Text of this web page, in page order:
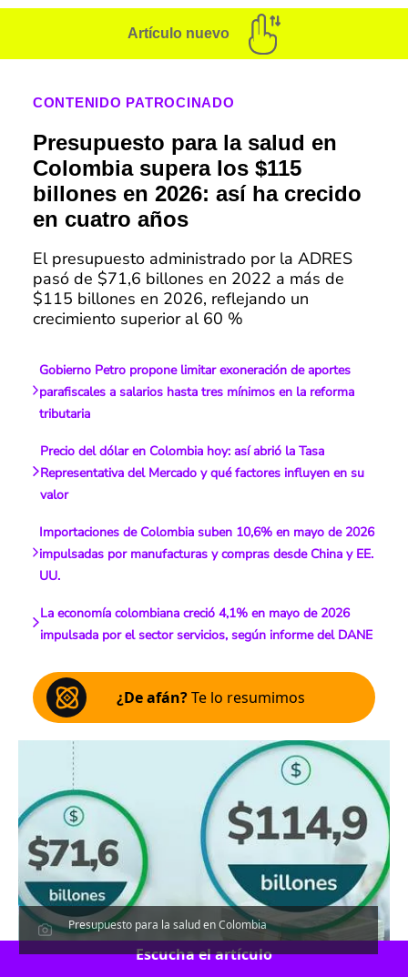
Artículo nuevo
CONTENIDO PATROCINADO
Presupuesto para la salud en
Colombia supera los $115
billones en 2026: así ha crecido
en cuatro años
El presupuesto administrado por la ADRES
pasó de $71,6 billones en 2022 a más de
$115 billones en 2026, reflejando un
crecimiento superior al 60 %
Gobierno Petro propone limitar exoneración de aportes
parafiscales a salarios hasta tres mínimos en la reforma
tributaria
Precio del dólar en Colombia hoy: así abrió la Tasa
Representativa del Mercado y qué factores influyen en su
valor
Importaciones de Colombia suben 10,6% en mayo de 2026
impulsadas por manufacturas y compras desde China y EE.
UU.
La economía colombiana creció 4,1% en mayo de 2026
impulsada por el sector servicios, según informe del DANE
¿De afán?Te lo resumimos
Presupuesto para la salud en Colombia
Escucha el artículo